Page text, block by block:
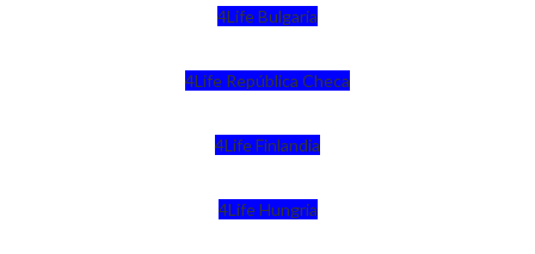
4Life Bulgaria
4Life República Checa
4Life Finlandia
4Life Hungria